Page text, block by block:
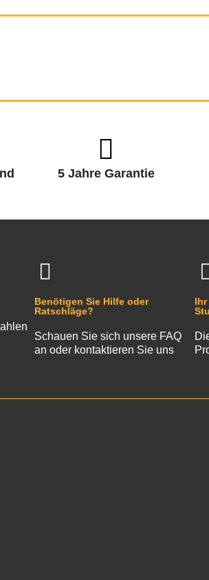
5 Jahre Garantie
Benötigen Sie Hilfe oder
Ratschläge?
Schauen Sie sich unsere FAQ
an oder kontaktieren Sie uns